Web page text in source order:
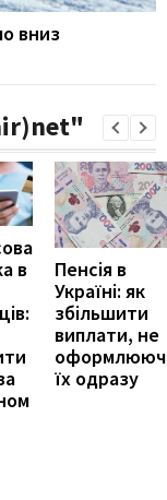
вниз
в
Пенсія в
Україні: як
збільшити
виплати, не
їх одразу